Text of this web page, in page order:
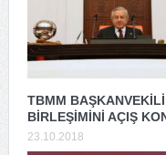
TBMM
BİRLEŞİMİNİ AÇIŞ
23.10.2018